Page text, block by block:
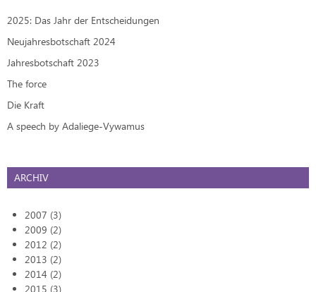
2025: Das Jahr der Entscheidungen
Neujahresbotschaft 2024
Jahresbotschaft 2023
The force
Die Kraft
A speech by Adaliege-Vywamus
ARCHIV
2007 (3)
2009 (2)
2012 (2)
2013 (2)
2014 (2)
2015 (3)